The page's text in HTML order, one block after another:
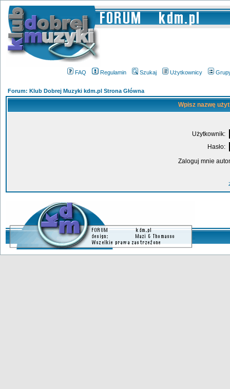
FAQ Regulamin Szukaj Użytkownicy
Forum: Klub Dobrej Muzyki kdm.pl Strona Główna
Wpisz nazwę
Użytkownik:
Hasło:
Zaloguj mnie